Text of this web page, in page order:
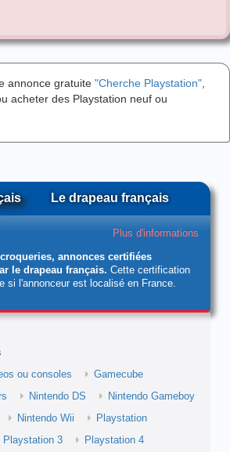
annonce gratuite "Cherche Playstation"
acheter des Playstation neuf ou
Le drapeau français
Plus d'informations
annonces certifiées
le drapeau français. Cette certification
si l'annonceur est localisé en France.
ou consoles
Gamecube
Nintendo DS
Nintendo Gameboy
Nintendo Wii
Playstation
Playstation 3
Playstation 4